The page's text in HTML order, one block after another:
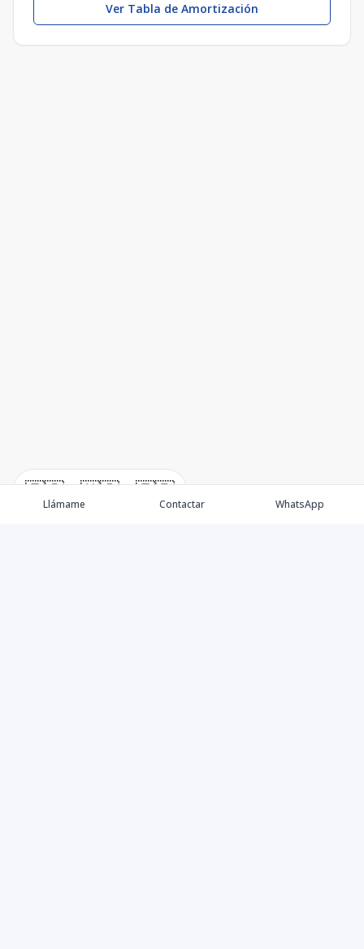
🇪🇸 🇺🇸 🇫🇷
Ver Tabla de Amortización
Llámame Contactar WhatsApp